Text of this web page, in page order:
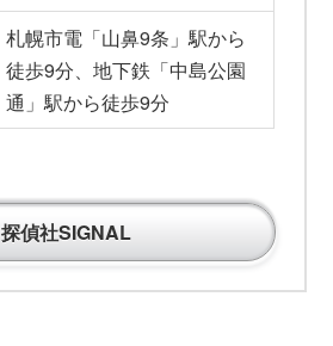
札幌市電「山鼻9条」駅から
徒歩9分、地下鉄「中島公園
通」駅から徒歩9分
探偵社SIGNAL